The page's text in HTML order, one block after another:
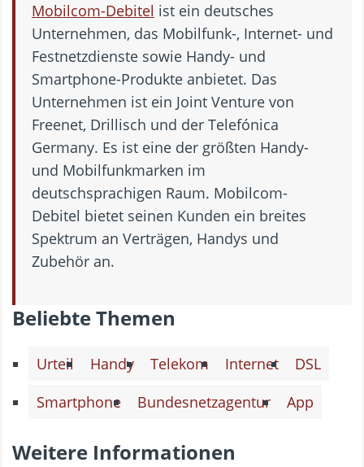
Mobilcom-Debitel ist ein deutsches
Unternehmen, das Mobilfunk-, Internet- und
Festnetzdienste sowie Handy- und
Smartphone-Produkte anbietet. Das
Unternehmen ist ein Joint Venture von
Freenet, Drillisch und der Telefónica
Germany. Es ist eine der größten Handy-
und Mobilfunkmarken im
deutschsprachigen Raum. Mobilcom-
Debitel bietet seinen Kunden ein breites
Spektrum an Verträgen, Handys und
Zubehör an.
Beliebte Themen
Urteil Handy Telekom Internet
DSL
Smartphone
Bundesnetzagentur App
Weitere Informationen